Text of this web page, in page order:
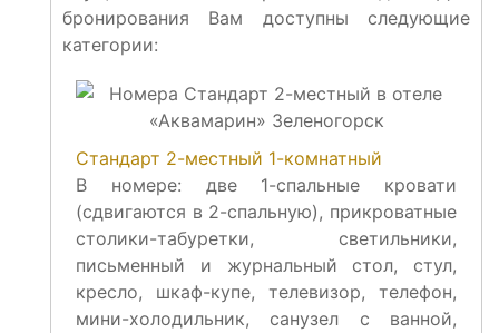
бронирования Вам доступны следующие
категории:
Стандарт 2-местный 1-комнатный
В номере: две 1-спальные кровати
(сдвигаются в 2-спальную), прикроватные
столики-табуретки, светильники,
письменный и журнальный стол, стул,
кресло, шкаф-купе, телевизор, телефон,
мини-холодильник, санузел с ванной,